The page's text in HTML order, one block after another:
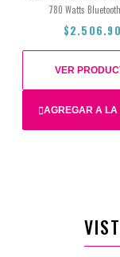
780 Watts
AGREGAR A LA
VER